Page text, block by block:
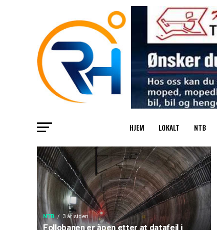
HJEM LOKALT NTB
NTB 3 år siden
Follobanen er åpen etter at datafeil i